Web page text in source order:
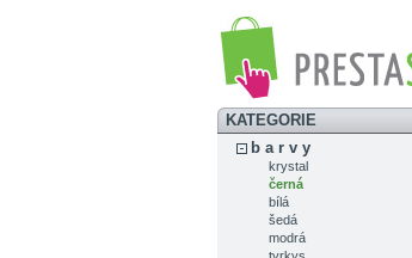
KATEGORIE
b a r v y
krystal
černá
bílá
šedá
modrá